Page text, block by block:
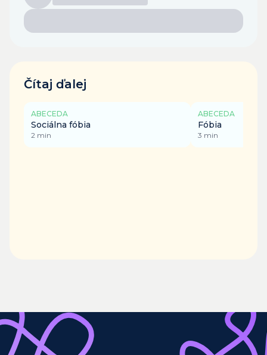
Čítaj ďalej
ABECEDA
Sociálna fóbia
2 min
ABECEDA
Fóbia
3 min